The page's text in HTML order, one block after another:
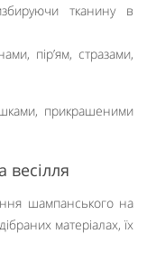
тканину в
пір’ям, стразами,
прикрашеними
шампанського на
матеріалах, їх